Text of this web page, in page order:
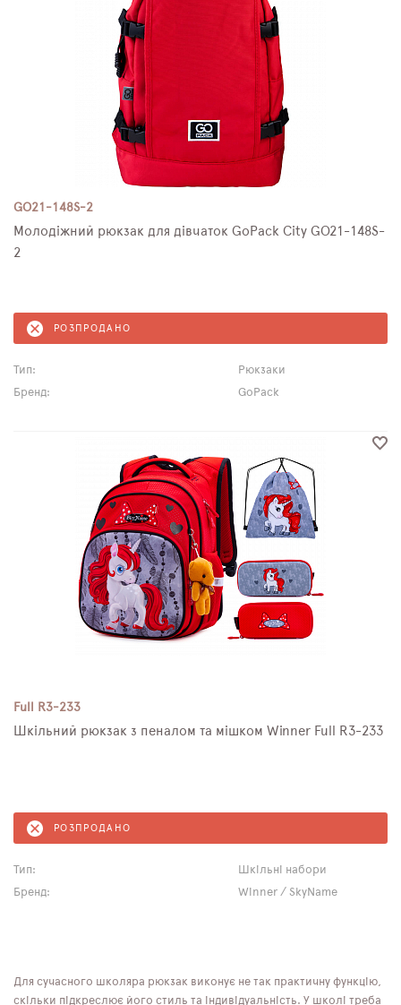
GO21-148S-2
Молодіжний рюкзак для дівчаток GoPack City GO21-148S-
2
РОЗПРОДАНО
Тип:
Рюкзаки
Бренд:
GoPack
Full R3-233
Шкільний рюкзак з пеналом та мішком Winner Full R3-233
РОЗПРОДАНО
Тип:
Шкільні набори
Бренд:
Winner / SkyName
Для сучасного школяра рюкзак виконує не так практичну функцію,
скільки підкреслює його стиль та індивідуальність. У школі треба